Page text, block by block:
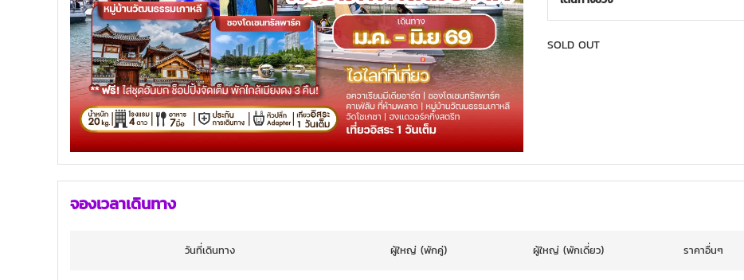
SOLD OUT
จองเวลาเดินทาง
วันที่เดินทาง ผู้ใหญ่ (พักคู่) ผู้ใหญ่ (พักเดี่ยว) ราคาอื่นๆ